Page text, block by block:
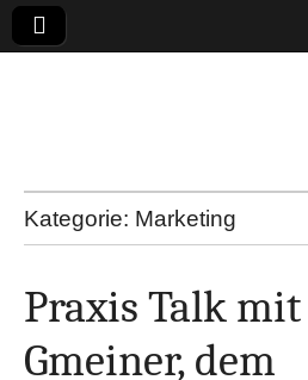
den Themen
Finanzen,
Marketing-,
&
Kategorie: Marketing
Praxis Talk
Gmeiner, dem